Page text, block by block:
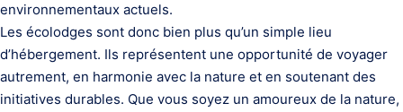
environnementaux actuels.
Les écolodges sont donc bien plus qu’un simple lieu
d’hébergement. Ils représentent une opportunité de voyager
autrement, en harmonie avec la nature et en soutenant des
initiatives durables. Que vous soyez un amoureux de la nature,